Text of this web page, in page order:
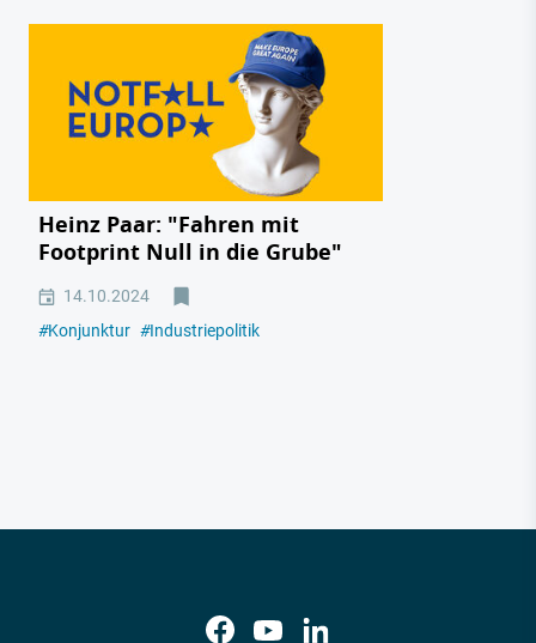
Heinz Paar: "Fahren mit
Footprint Null in die Grube"
14.10.2024
#Konjunktur #Industriepolitik